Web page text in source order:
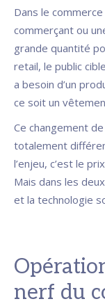
Dans le
commerçant ou
grande quantité
retail, le public
a besoin d’un
ce soit un
Ce changement
totalement
l’enjeu, c’est le
Mais dans les
et la technologie
nerf du